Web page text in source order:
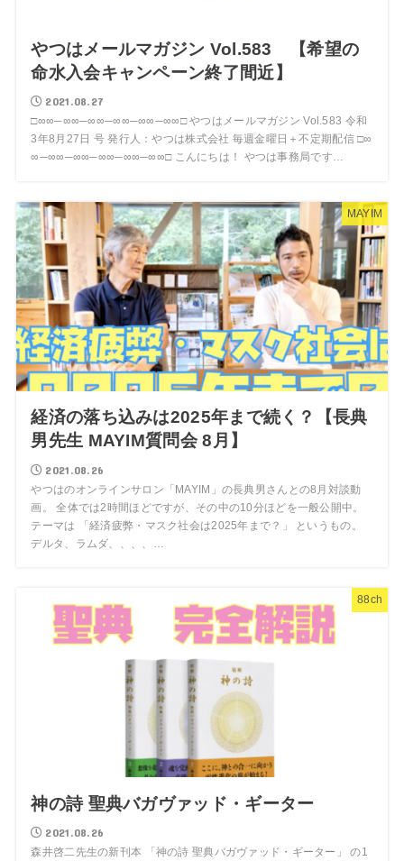
やつはメールマガジン Vol.583 【希望の
命水入会キャンペーン終了間近】
2021.08.27
□∞∞─∞∞─∞∞─∞∞─∞∞─∞∞□ やつはメールマガジン Vol.583 令和
3年8月27日 号 発行人：やつは株式会社 毎週金曜日＋不定期配信 □∞
∞─∞∞─∞∞─∞∞─∞∞─∞∞□ こんにちは！ やつは事務局です…
MAYIM
経済の落ち込みは2025年まで続く？【長典
男先生 MAYIM質問会 8月】
2021.08.26
やつはのオンラインサロン「MAYIM」の長典男さんとの8月対談動
画。 全体では2時間ほどですが、その中の10分ほどを一般公開中。
テーマは 「経済疲弊・マスク社会は2025年まで？」 というもの。
デルタ、ラムダ、、、、…
88ch
神の詩 聖典バガヴァッド・ギーター
2021.08.26
森井啓二先生の新刊本 「神の詩 聖典バガヴァッド・ギーター」 の1